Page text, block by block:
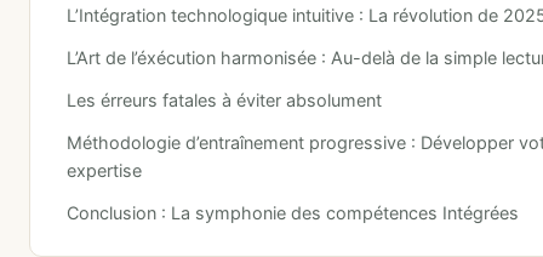
L’Intégration technologique intuitive : La révolution de
L’Art de l’éxécution harmonisée : Au-delà de la simple
Les érreurs fatales à éviter absolument
Méthodologie d’entraînement progressive : Développer
expertise
Conclusion : La symphonie des compétences Intégrées